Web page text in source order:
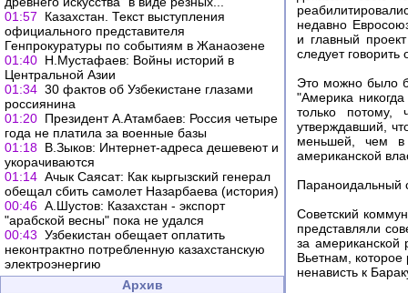
01:57
Казахстан. Текст выступления
официального представителя
Генпрокуратуры по событиям в Жанаозене
01:40 Н.Мустафаев: Войны историй в
Центральной Азии
01:34 30 фактов об Узбекистане глазами
россиянина
01:20 Президент А.Атамбаев: Россия четыре
года не платила за военные базы
01:18 В.Зыков: Интернет-адреса дешевеют и
укорачиваются
01:14 Ачык Саясат: Как кыргызский генерал
обещал сбить самолет Назарбаева (история)
00:46 А.Шустов: Казахстан - экспорт
"арабской весны" пока не удался
00:43 Узбекистан обещает оплатить
неконтрактно потребленную казахстанскую
электроэнергию
Архив
недавно
и главный
следует
Это можно было
"Америка
только потому,
утверждавший,
меньшей, чем в
американской
Параноидальный
Советский
представляли
за американской
Вьетнам,
ненависть к